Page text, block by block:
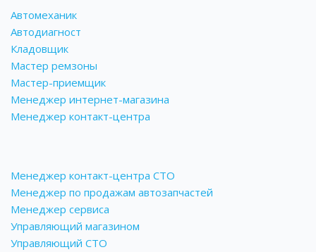
Автомеханик
Автодиагност
Кладовщик
Мастер ремзоны
Мастер-приемщик
Менеджер интернет-магазина
Менеджер контакт-центра
Менеджер контакт-центра СТО
Менеджер по продажам автозапчастей
Менеджер сервиса
Управляющий магазином
Управляющий СТО